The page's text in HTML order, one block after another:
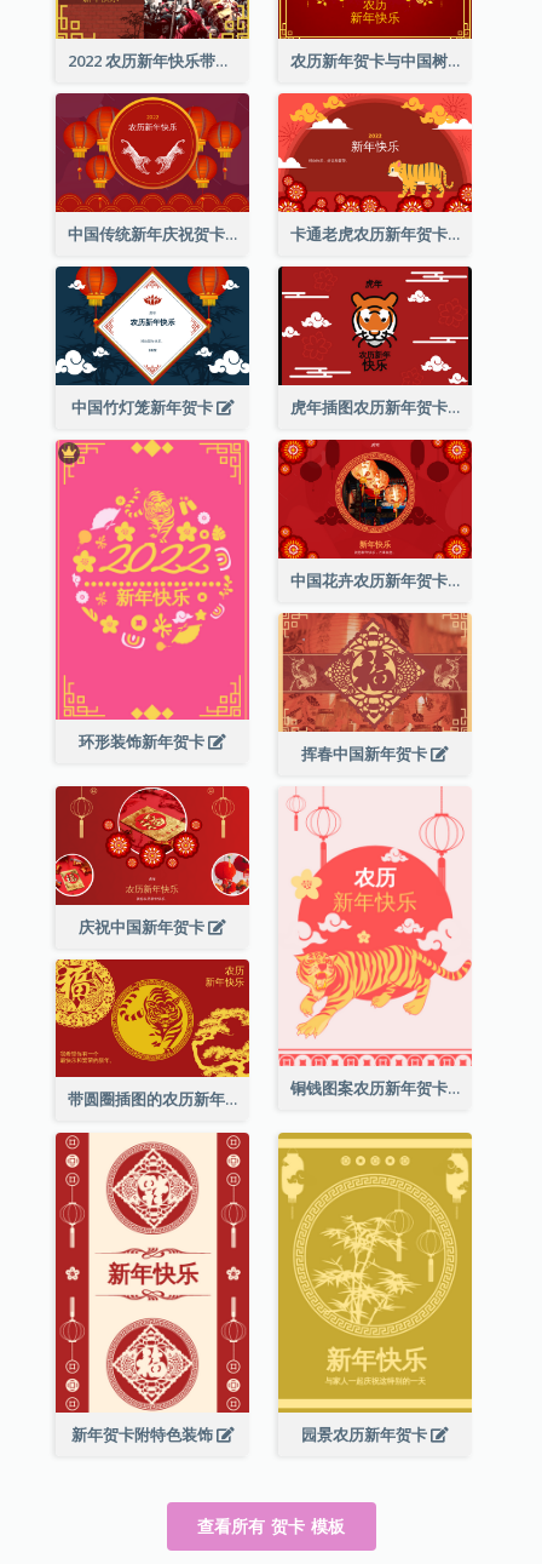
2022 农历新年快乐带照片贺卡 农历新年贺卡与中国树插图
中国传统新年庆祝贺卡 卡通老虎农历新年贺卡
中国竹灯笼新年贺卡 虎年插图农历新年贺卡
环形装饰新年贺卡
中国花卉农历新年贺卡
挥春中国新年贺卡
庆祝中国新年贺卡
铜钱图案农历新年贺卡
带圆圈插图的农历新年快乐贺卡
新年贺卡附特色装饰 园景农历新年贺卡
查看所有 贺卡 模板